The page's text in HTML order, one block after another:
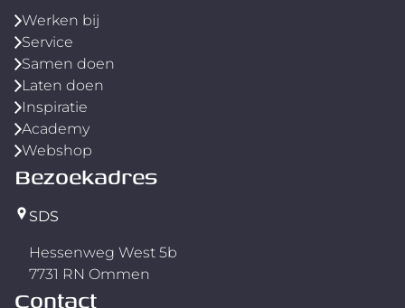
Werken bij
Service
Samen doen
Laten doen
Inspiratie
Academy
Webshop
Bezoekadres
SDS
Hessenweg West 5b
7731 RN Ommen
Contact